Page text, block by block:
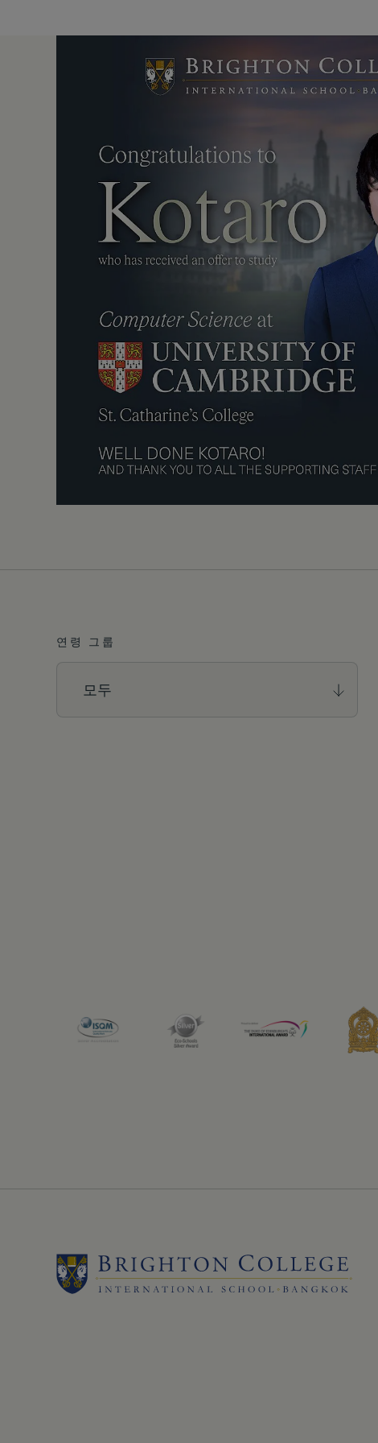
연령 그룹